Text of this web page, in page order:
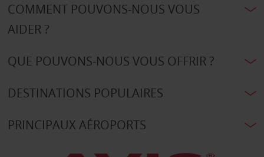
COMMENT POUVONS-NOUS VOUS
AIDER ?
QUE POUVONS-NOUS VOUS OFFRIR ?
DESTINATIONS POPULAIRES
PRINCIPAUX AÉROPORTS